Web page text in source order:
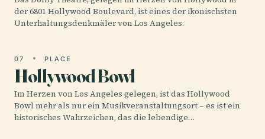
der 6801 Hollywood Boulevard, ist eines der ikonischsten
Unterhaltungsdenkmäler von Los Angeles.
07 PLACE
Hollywood Bowl
Im Herzen von Los Angeles gelegen, ist das Hollywood
Bowl mehr als nur ein Musikveranstaltungsort – es ist ein
historisches Wahrzeichen, das die lebendige…